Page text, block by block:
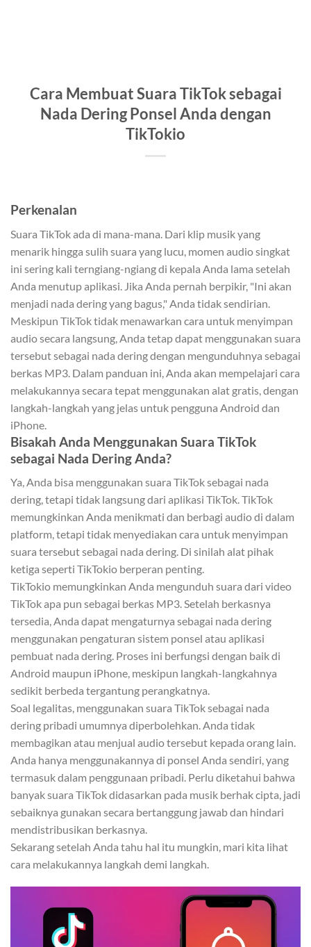
Cara Membuat Suara TikTok sebagai
Nada Dering Ponsel Anda dengan
TikTokio
Perkenalan
Suara TikTok ada di mana-mana. Dari klip musik yang
menarik hingga sulih suara yang lucu, momen audio singkat
ini sering kali terngiang-ngiang di kepala Anda lama setelah
Anda menutup aplikasi. Jika Anda pernah berpikir, "Ini akan
menjadi nada dering yang bagus," Anda tidak sendirian.
Meskipun TikTok tidak menawarkan cara untuk menyimpan
audio secara langsung, Anda tetap dapat menggunakan suara
tersebut sebagai nada dering dengan mengunduhnya sebagai
berkas MP3. Dalam panduan ini, Anda akan mempelajari cara
melakukannya secara tepat menggunakan alat gratis, dengan
langkah-langkah yang jelas untuk pengguna Android dan
iPhone.
Bisakah Anda Menggunakan Suara TikTok
sebagai Nada Dering Anda?
Ya, Anda bisa menggunakan suara TikTok sebagai nada
dering, tetapi tidak langsung dari aplikasi TikTok. TikTok
memungkinkan Anda menikmati dan berbagi audio di dalam
platform, tetapi tidak menyediakan cara untuk menyimpan
suara tersebut sebagai nada dering. Di sinilah alat pihak
ketiga seperti TikTokio berperan penting.
TikTokio memungkinkan Anda mengunduh suara dari video
TikTok apa pun sebagai berkas MP3. Setelah berkasnya
tersedia, Anda dapat mengaturnya sebagai nada dering
menggunakan pengaturan sistem ponsel atau aplikasi
pembuat nada dering. Proses ini berfungsi dengan baik di
Android maupun iPhone, meskipun langkah-langkahnya
sedikit berbeda tergantung perangkatnya.
Soal legalitas, menggunakan suara TikTok sebagai nada
dering pribadi umumnya diperbolehkan. Anda tidak
membagikan atau menjual audio tersebut kepada orang lain.
Anda hanya menggunakannya di ponsel Anda sendiri, yang
termasuk dalam penggunaan pribadi. Perlu diketahui bahwa
banyak suara TikTok didasarkan pada musik berhak cipta, jadi
sebaiknya gunakan secara bertanggung jawab dan hindari
mendistribusikan berkasnya.
Sekarang setelah Anda tahu hal itu mungkin, mari kita lihat
cara melakukannya langkah demi langkah.